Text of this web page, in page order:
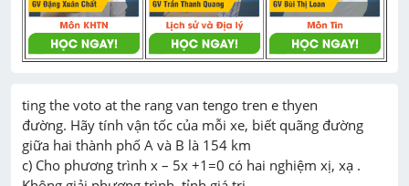
ting the voto at the rang van tengo tren e thyen
đường. Hãy tính vận tốc của mỗi xe, biết quãng đường
giữa hai thành phố A và B là 154 km
c) Cho phương trình x – 5x +1=0 có hai nghiệm xị, xạ .